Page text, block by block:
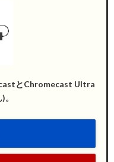
とChromecast Ultra